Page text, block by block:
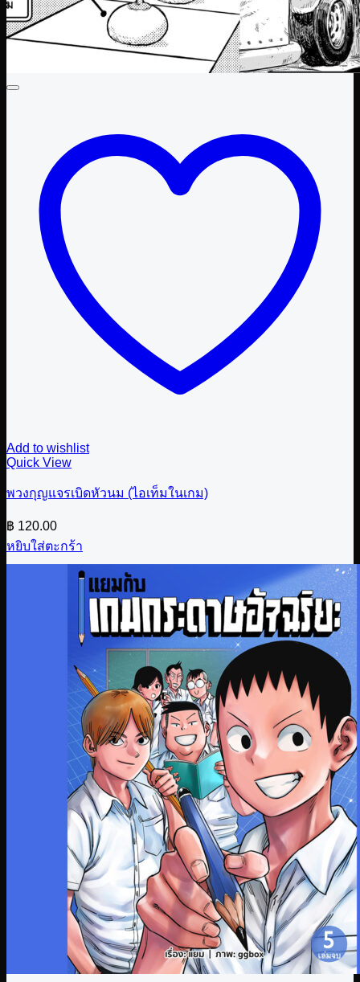
Add to wishlist
Quick View
พวงกุญแจรเบิดหัวนม (ไอเท็มในเกม)
฿ 120.00
หยิบใส่ตะกร้า